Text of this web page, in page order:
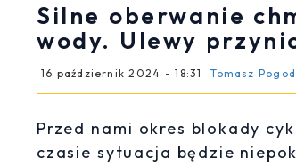
Silne oberwanie
wody. Ulewy
16 październik 2024 - 18:31 Tomasz
Przed nami okres blokady
czasie sytuacja będzie